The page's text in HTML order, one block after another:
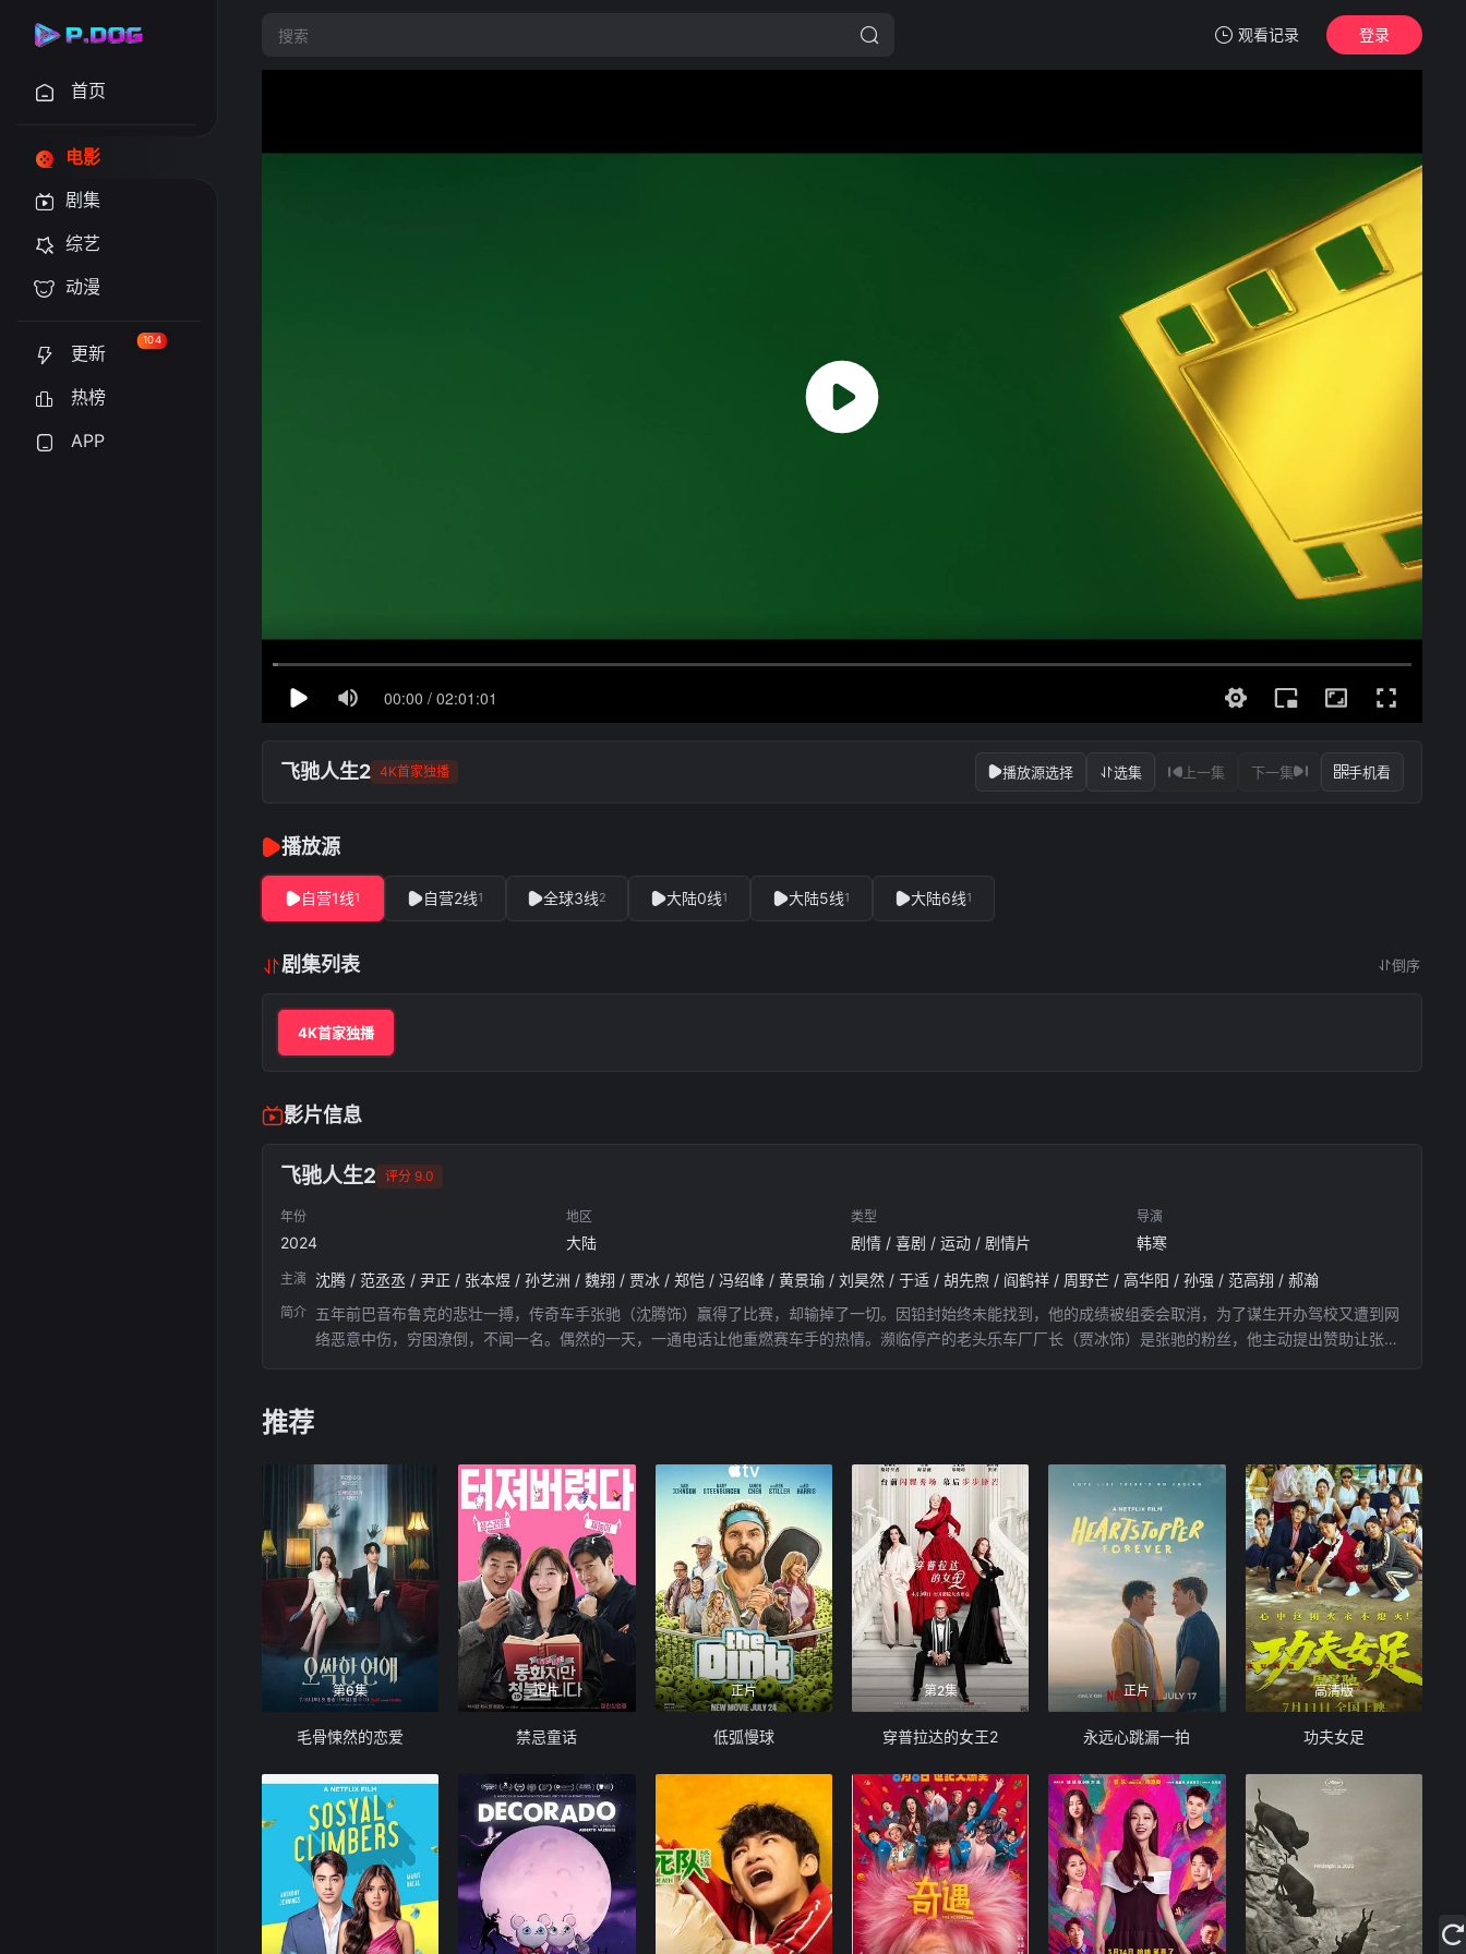
观看记录 登录
首页
电影
剧集
综艺
动漫
更新
104
热榜
APP
飞驰人生2 4K首家独播 播放源选择 选集 上一集 下一集 手机看
播放源
自营1线1 自营2线1 全球3线2 大陆0线1 大陆5线1 大陆6线1
剧集列表 倒序
4K首家独播
影片信息
飞驰人生2 评分 9.0
年份
2024
地区
大陆
类型
剧情 / 喜剧 / 运动 / 剧情片
导演
韩寒
主演 沈腾 / 范丞丞 / 尹正 / 张本煜 / 孙艺洲 / 魏翔 / 贾冰 / 郑恺 / 冯绍峰 / 黄景瑜 / 刘昊然 / 于适 / 胡先煦 / 阎鹤祥 / 周野芒 / 高华阳 / 孙强 / 范高翔 / 郝瀚
简介 五年前巴音布鲁克的悲壮一搏，传奇车手张驰（沈腾饰）赢得了比赛，却输掉了一切。因铅封始终未能找到，他的成绩被组委会取消，为了谋生开办驾校又遭到网
络恶意中伤，穷困潦倒，不闻一名。偶然的一天，一通电话让他重燃赛车手的热情。濒临停产的老头乐车厂厂长（贾冰饰）是张驰的粉丝，他主动提出赞助让张驰
推荐
第6集
毛骨悚然的恋爱
正片
禁忌童话
正片
低弧慢球
第2集
穿普拉达的女王2
正片
永远心跳漏一拍
高清版
功夫女足